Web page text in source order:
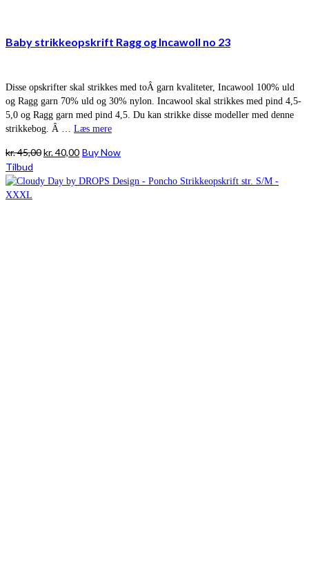
Baby strikkeopskrift Ragg og Incawoll no 23
Disse opskrifter skal strikkes med toÂ garn kvaliteter, Incawool 100% uld
og Ragg garn 70% uld og 30% nylon. Incawool skal strikkes med pind 4,5-
5,0 og Ragg garn med pind 4,5. Du kan strikke disse modeller med denne
strikkebog. Â … Læs mere
kr.45,00Den
pris
kr.40,00Den
pris
Buy Now
Tilbud